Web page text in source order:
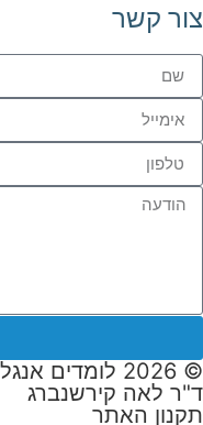
צור קשר
© 2026
ד"ר לאה קירשנברג
תקנון האתר